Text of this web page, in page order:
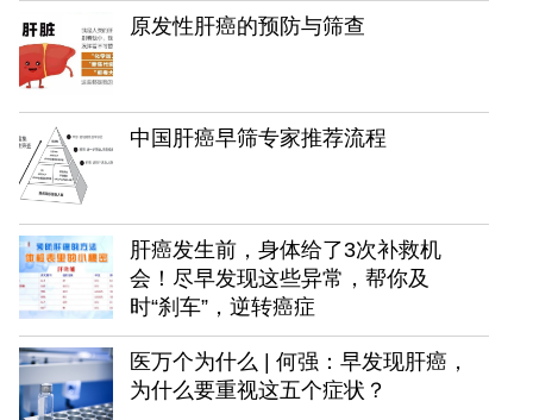
原发性肝癌的预防与筛查
中国肝癌早筛专家推荐流程
肝癌发生前，身体给了3次补救机
会！尽早发现这些异常，帮你及
时“刹车”，逆转癌症
医万个为什么 | 何强：早发现肝癌，
为什么要重视这五个症状？